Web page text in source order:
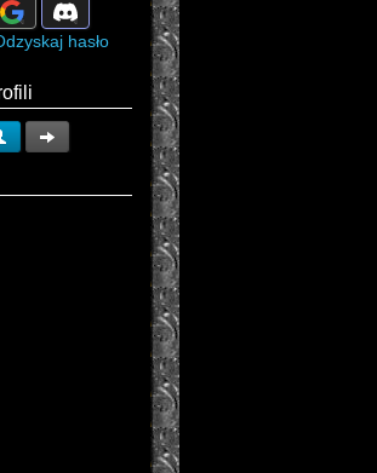
hasło